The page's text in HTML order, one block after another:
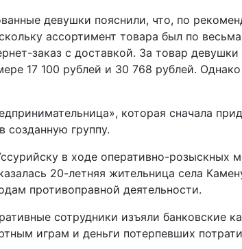
девушки пояснили, что, по
ассортимент товара был по
заказ с доставкой. За товар девушки
17 100 рублей и 30 768 рублей.
которая сначала
созданную группу.
в ходе оперативно-розыскных
20-летняя жительница села
противоправной деятельности.
сотрудники изъяли банковские
играм и деньги потерпевших